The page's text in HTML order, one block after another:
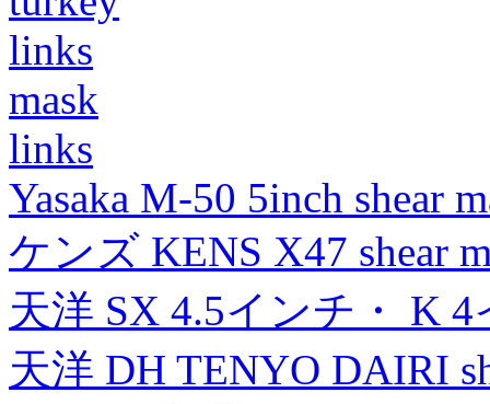
links
mask
links
Yasaka M-50 5inch shear
ケンズ KENS X47 shear
天洋 SX 4.5インチ・ K
天洋 DH TENYO DAIRI